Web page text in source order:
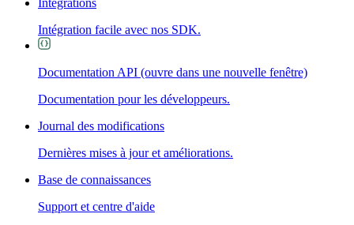
Intégration facile avec nos SDK.
Documentation API (ouvre dans une nouvelle fenêtre)
Documentation pour les développeurs.
Journal des modifications
Dernières mises à jour et améliorations.
Base de connaissances
Support et centre d'aide